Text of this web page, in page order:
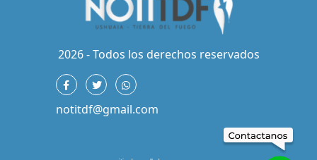
2026 - Todos los derechos reservados
notitdf@gmail.com